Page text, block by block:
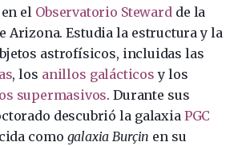
el Observatorio Stewardde la
Arizona. Estudia la estructura y la
astrofísicos, incluidas las
, los anillos galácticos y los
supermasivos. Durante sus
descubrió la galaxia PGC
como galaxia Burçin en su